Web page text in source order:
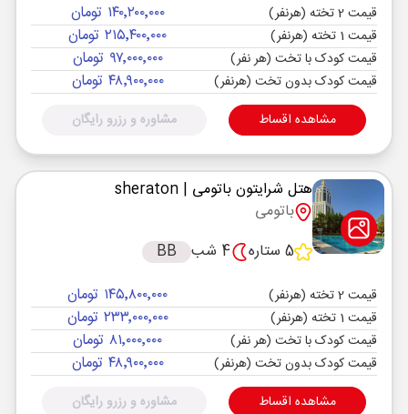
قیمت 2 تخته (هرنفر) ۱۴۰٬۲۰۰٬۰۰۰ تومان
قیمت 1 تخته (هرنفر) ۲۱۵٬۴۰۰٬۰۰۰ تومان
قیمت کودک با تخت (هر نفر) ۹۷٬۰۰۰٬۰۰۰ تومان
قیمت کودک بدون تخت (هرنفر) ۴۸٬۹۰۰٬۰۰۰ تومان
مشاهده اقساط مشاوره و رزرو رایگان
هتل شرایتون باتومی | sheraton
باتومی
5 ستاره
4 شب BB
قیمت 2 تخته (هرنفر) ۱۴۵٬۸۰۰٬۰۰۰ تومان
قیمت 1 تخته (هرنفر) ۲۳۳٬۰۰۰٬۰۰۰ تومان
قیمت کودک با تخت (هر نفر) ۸۱٬۰۰۰٬۰۰۰ تومان
قیمت کودک بدون تخت (هرنفر) ۴۸٬۹۰۰٬۰۰۰ تومان
مشاهده اقساط مشاوره و رزرو رایگان